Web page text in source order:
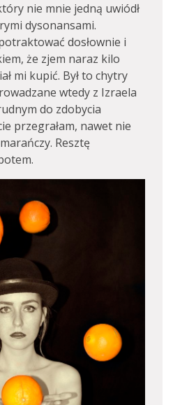
nie mnie jedną uwiódł
dysonansami.
dosłownie i
że zjem naraz kilo
mi kupić. Był to chytry
wtedy z Izraela
do zdobycia
przegrałam, nawet nie
Resztę